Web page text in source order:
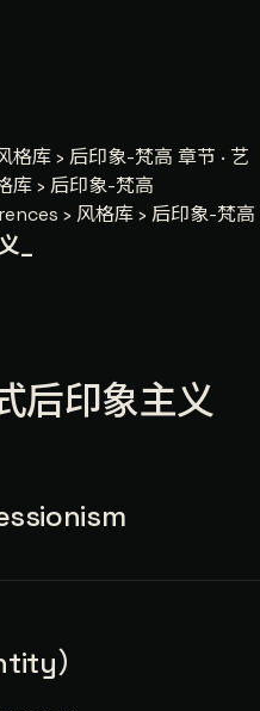
格库› 后印象-梵高 章节 · 艺
库 › 后印象-梵高
› 风格库 › 后印象-梵高
后印象主义
）